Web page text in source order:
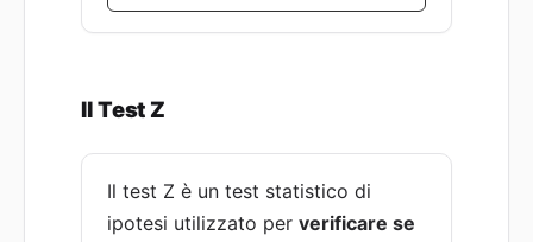
Il Test Z
Il test Z è un test statistico di
ipotesi utilizzato perverificare se